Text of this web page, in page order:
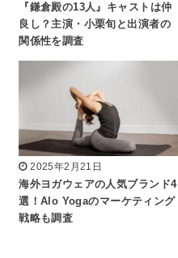
『鎌倉殿の13人』キャストは仲
良し？主演・小栗旬と出演者の
関係性を調査
2025年2月21日
海外ヨガウェアの人気ブランド4
選！Alo Yogaのマーケティング
戦略も調査